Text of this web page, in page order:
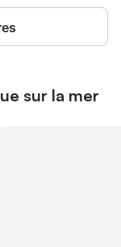
sur la mer